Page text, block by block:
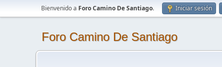
Bienvenido a Foro Camino De Santiago. Iniciar sesión
Foro Camino De Santiago